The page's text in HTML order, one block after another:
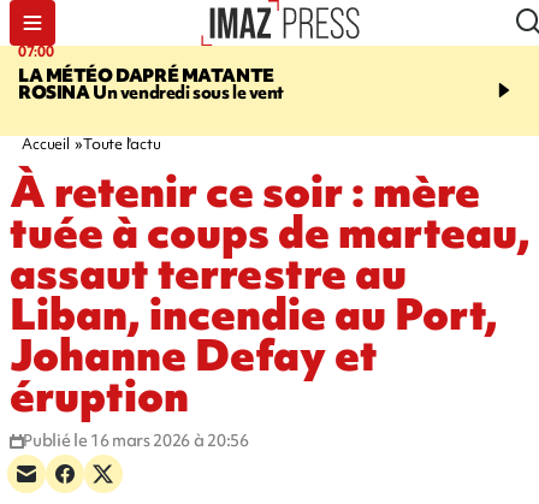
07:00
LA MÉTÉO DAPRÉ MATANTE
ROSINAUn vendredi sous le vent
07:58
téléphérique Papang
Accueil Toute l'actu
À retenir ce soir : mère
tuée à coups de marteau,
assaut terrestre au
Liban, incendie au Port,
Johanne Defay et
éruption
Publié le 16 mars 2026 à 20:56